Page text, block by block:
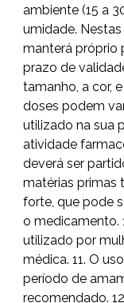
ambiente (15 a
umidade.
manterá próprio
prazo de
tamanho, a cor,
doses podem
utilizado na sua
atividade
deverá ser
matérias primas
forte, que pode
o medicamento.
utilizado por
médica. 11. O
período de
recomendado.